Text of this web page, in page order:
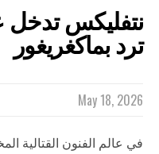
ترد بماكغريغور
May 18, 2026
في عالم الفنون القتالية